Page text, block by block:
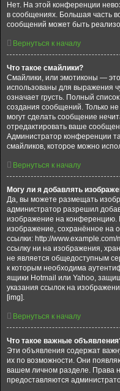
Нет. На этой конференции
в сообщениях. Большая часть
сообщений может быть
Вернуться к началу
Что такое смайлики?
Смайлики, или эмотиконы —
использованы для выражения
означает грусть. Полный
создания сообщений. Только не
могут сделать сообщение
отредактировать ваше
Администратор конференции
смайликов, которое можно
Вернуться к началу
Могу ли я добавлять
Да, вы можете размещать
администратор разрешил
изображение на конференцию.
изображение, сохранённое на
ссылки: http://
ссылку ни на изображения,
не является общедоступным
к которым необходима
ящики Hotmail или Yahoo,
указания ссылок на
[img].
Вернуться к началу
Что такое важные
Эти объявления содержат
их по возможности. Они
вашем личном разделе. Права
предоставляются